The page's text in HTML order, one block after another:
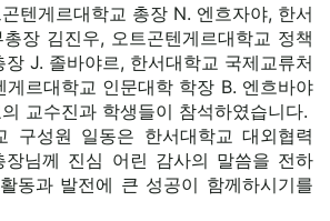
텐게르대학교 총장 N. 엔흐자야, 한서
장 김진우, 오트곤텐게르대학교 정책
장 J. 졸바야르, 한서대학교 국제교류처
게르대학교 인문대학 학장 B. 엔흐바야
교수진과 학생들이 참석하였습니다.
구성원 일동은 한서대학교 대외협력
장님께 진심 어린 감사의 말씀을 전하
동과 발전에 큰 성공이 함께하시기를